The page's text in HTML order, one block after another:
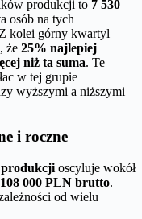
produkcji to 7 530
osób na tych
kolei górny kwartyl
że 25% najlepiej
niż ta suma. Te
w tej grupie
wyższymi a niższymi
i roczne
produkcji oscyluje wokół
108 000 PLN brutto.
od wielu